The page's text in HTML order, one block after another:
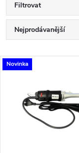
Filtrovat
Ř
a
Nejprodávanější
Nejdražší
Abecedně
V
Novinka